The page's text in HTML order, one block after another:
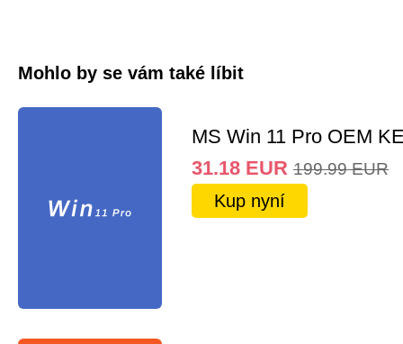
Mohlo by se vám také líbit
MS Win 11 Pro OEM
31.18 EUR 199.99 EUR
Kup nyní